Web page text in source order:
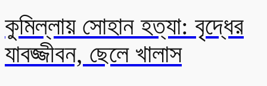
কুমিল্লায় সোহান হত্যা: বৃদ্ধের
যাবজ্জীবন, ছেলে খালাস